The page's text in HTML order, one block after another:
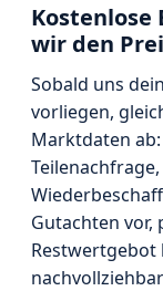
wir den
Sobald uns
vorliegen,
Marktdaten
Gutachten
Restwertgebot